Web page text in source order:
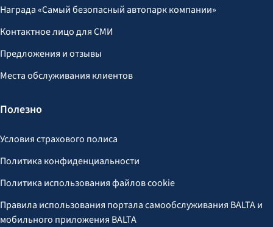
Награда «Самый безопасный автопарк компании»
Контактное лицо для СМИ
Предложения и отзывы
Места обслуживания клиентов
Полезно
Условия страхового полиса
Политика конфиденциальности
Политика использования файлов cookie
Правила использования портала самообслуживания BALTA и
мобильного приложения BALTA